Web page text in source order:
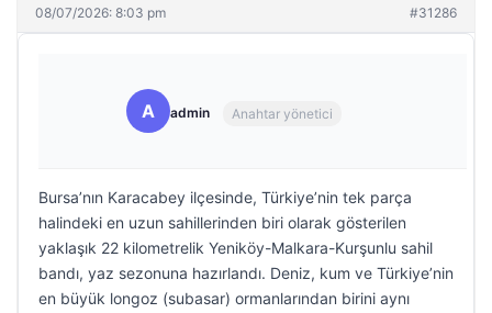
08/07/2026: 8:03 pm #31286
A admin Anahtar yönetici
Bursa’nın Karacabey ilçesinde, Türkiye’nin tek parça
halindeki en uzun sahillerinden biri olarak gösterilen
yaklaşık 22 kilometrelik Yeniköy-Malkara-Kurşunlu sahil
bandı, yaz sezonuna hazırlandı. Deniz, kum ve Türkiye’nin
en büyük longoz (subasar) ormanlarından birini aynı